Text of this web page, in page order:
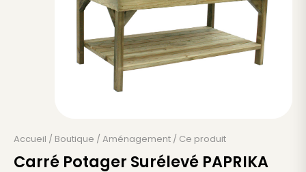
Accueil / Boutique /Aménagement / Ce produit
Carré Potager Surélevé PAPRIKA